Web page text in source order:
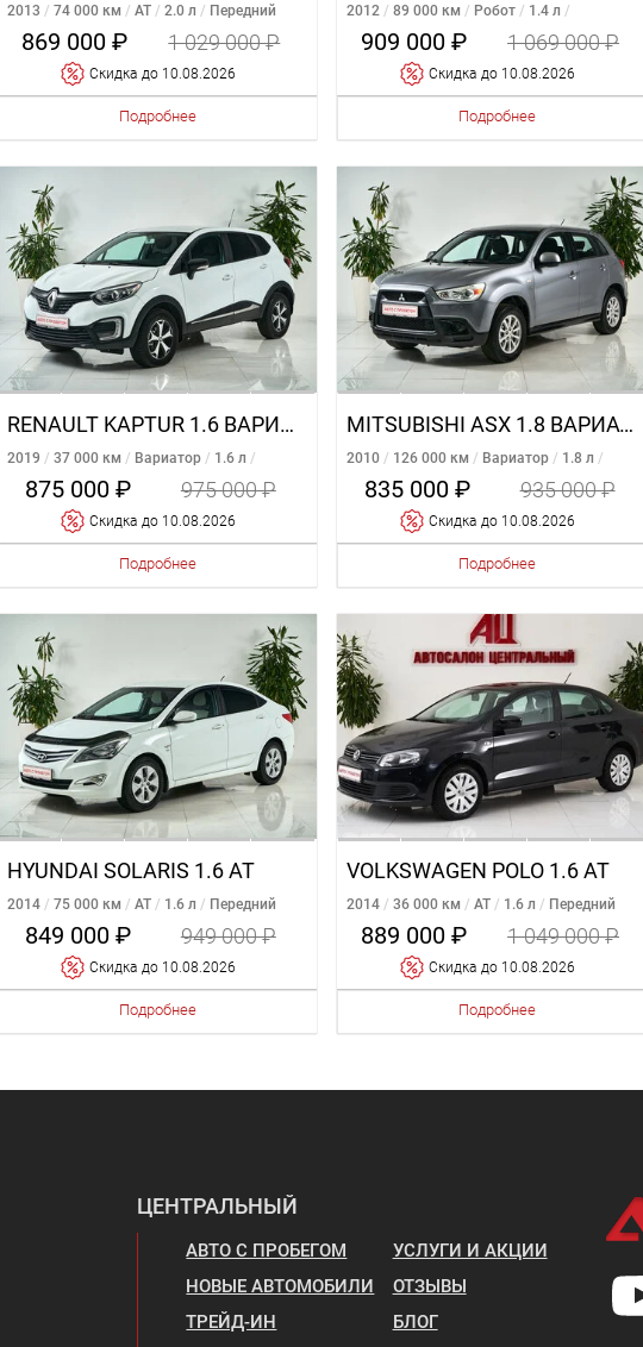
2013 74 000 км AT 2.0 л Передний
869 000 ₽ 1 029 000 ₽
Cкидка до 10.08.2026
Подробнее
2012 89 000 км Робот
1.4 л
Передний
909 000 ₽ 1 069 000 ₽
Cкидка до 10.08.2026
Подробнее
RENAULT KAPTUR 1.6 ВАРИАТОР
2019 37 000 км Вариатор
1.6 л
875 000 ₽ 975 000 ₽
Cкидка до 10.08.2026
Подробнее
MITSUBISHI ASX 1.8 ВАРИАТОР
2010 126 000 км Вариатор
1.8 л
835 000 ₽ 935 000 ₽
Cкидка до 10.08.2026
Подробнее
HYUNDAI SOLARIS 1.6 AT
2014 75 000 км AT 1.6 л Передний
849 000 ₽ 949 000 ₽
Cкидка до 10.08.2026
Подробнее
VOLKSWAGEN POLO 1.6 AT
2014 36 000 км AT 1.6 л Передний
889 000 ₽ 1 049 000 ₽
Cкидка до 10.08.2026
Подробнее
ЦЕНТРАЛЬНЫЙ
АВТО С ПРОБЕГОМ
НОВЫЕ АВТОМОБИЛИ
ТРЕЙД-ИН
УСЛУГИ И АКЦИИ
ОТЗЫВЫ
БЛОГ